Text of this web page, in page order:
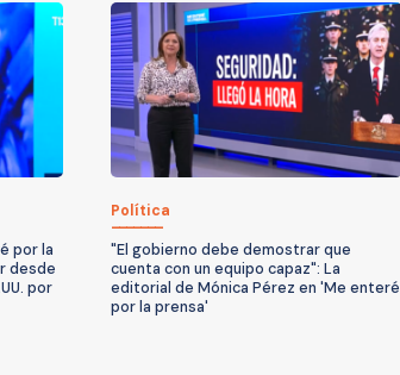
por la
desde
por
Política
"El gobierno debe demostrar que
cuenta con un equipo capaz": La
editorial de Mónica Pérez en 'Me enteré
por la prensa'